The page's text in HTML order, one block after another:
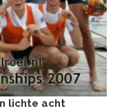
lichte acht